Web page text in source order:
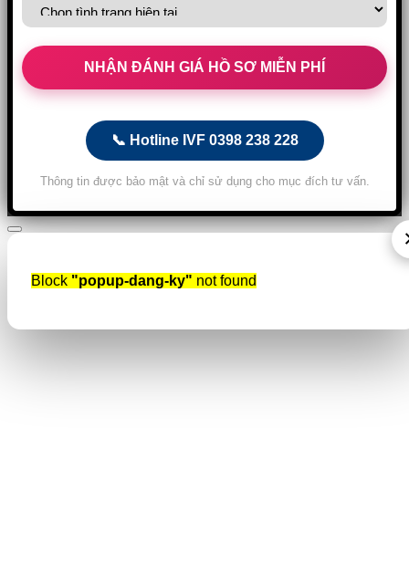
📞 Hotline IVF 0398 238 228
Thông tin được bảo mật và chỉ sử dụng cho mục đích tư vấn.
Block "popup-dang-ky" not found